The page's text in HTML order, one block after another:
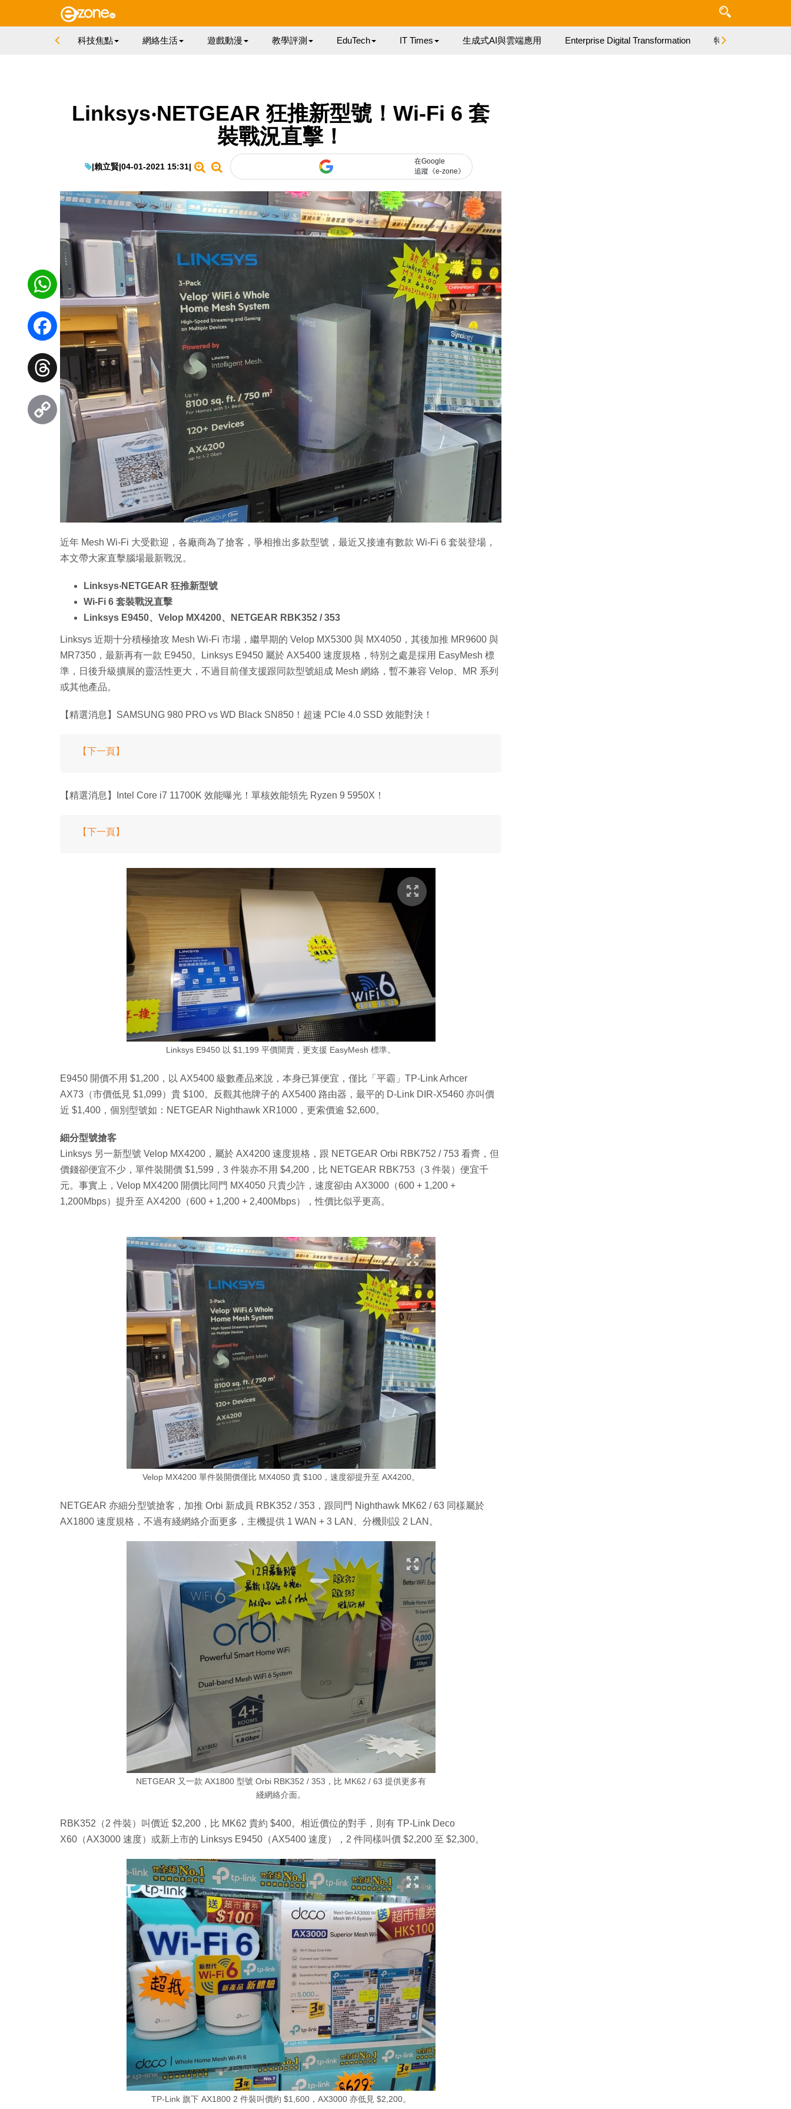
科技焦點 網絡生活 遊戲動漫 教學評測 EduTech IT Times 生成式AI與雲端應用 Enterprise Digital Transformation 特集
Linksys‧NETGEAR 狂推新型號！Wi-Fi 6 套
裝戰況直擊！
|賴立賢|04-01-2021 15:31|
在Google
追蹤《e-zone》
近年 Mesh Wi-Fi 大受歡迎，各廠商為了搶客，爭相推出多款型號，最近又接連有數款 Wi-Fi 6 套裝登場，
本文帶大家直擊腦場最新戰況。
Linksys‧NETGEAR 狂推新型號
Wi-Fi 6 套裝戰況直擊
Linksys E9450、Velop MX4200、NETGEAR RBK352 / 353
Linksys 近期十分積極搶攻 Mesh Wi-Fi 市場，繼早期的 Velop MX5300 與 MX4050，其後加推 MR9600 與
MR7350，最新再有一款 E9450。Linksys E9450 屬於 AX5400 速度規格，特別之處是採用 EasyMesh 標
準，日後升級擴展的靈活性更大，不過目前僅支援跟同款型號組成 Mesh 網絡，暫不兼容 Velop、MR 系列
或其他產品。
【精選消息】SAMSUNG 980 PRO vs WD Black SN850！超速 PCIe 4.0 SSD 效能對決！
【下一頁】
【精選消息】Intel Core i7 11700K 效能曝光！單核效能領先 Ryzen 9 5950X！
【下一頁】
Linksys E9450 以 $1,199 平價開賣，更支援 EasyMesh 標準。
E9450 開價不用 $1,200，以 AX5400 級數產品來說，本身已算便宜，僅比「平霸」TP-Link Arhcer
AX73（市價低見 $1,099）貴 $100。反觀其他牌子的 AX5400 路由器，最平的 D-Link DIR-X5460 亦叫價
近 $1,400，個別型號如：NETGEAR Nighthawk XR1000，更索價逾 $2,600。
細分型號搶客
Linksys 另一新型號 Velop MX4200，屬於 AX4200 速度規格，跟 NETGEAR Orbi RBK752 / 753 看齊，但
價錢卻便宜不少，單件裝開價 $1,599，3 件裝亦不用 $4,200，比 NETGEAR RBK753（3 件裝）便宜千
元。事實上，Velop MX4200 開價比同門 MX4050 只貴少許，速度卻由 AX3000（600 + 1,200 +
1,200Mbps）提升至 AX4200（600 + 1,200 + 2,400Mbps），性價比似乎更高。
Velop MX4200 單件裝開價僅比 MX4050 貴 $100，速度卻提升至 AX4200。
NETGEAR 亦細分型號搶客，加推 Orbi 新成員 RBK352 / 353，跟同門 Nighthawk MK62 / 63 同樣屬於
AX1800 速度規格，不過有綫網絡介面更多，主機提供 1 WAN + 3 LAN、分機則設 2 LAN。
NETGEAR 又一款 AX1800 型號 Orbi RBK352 / 353，比 MK62 / 63 提供更多有
綫網絡介面。
RBK352（2 件裝）叫價近 $2,200，比 MK62 貴約 $400。相近價位的對手，則有 TP-Link Deco
X60（AX3000 速度）或新上市的 Linksys E9450（AX5400 速度），2 件同樣叫價 $2,200 至 $2,300。
TP-Link 旗下 AX1800 2 件裝叫價約 $1,600，AX3000 亦低見 $2,200。
WhatsApp
Facebook
Threads